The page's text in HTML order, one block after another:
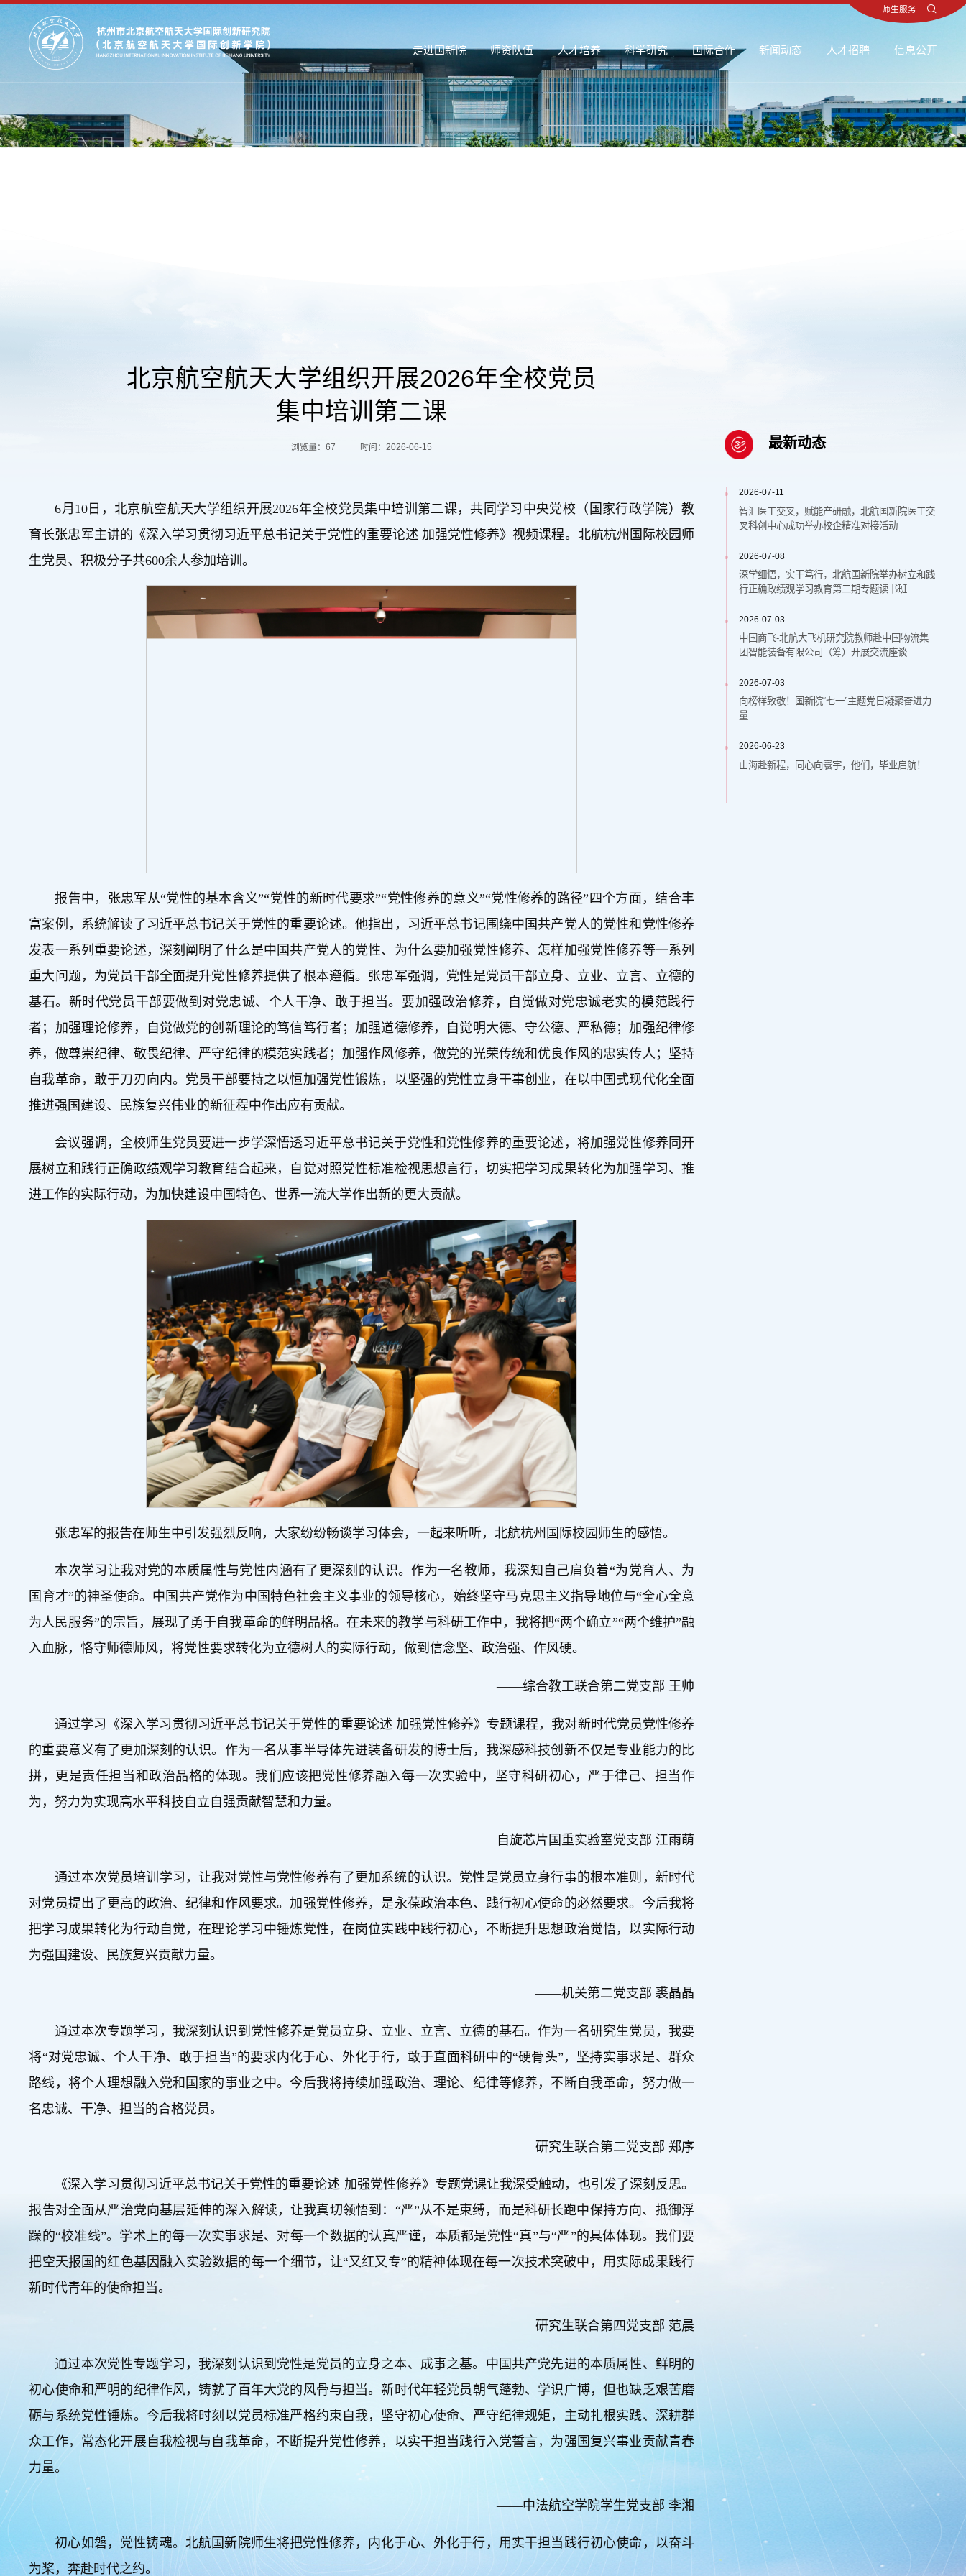
师生服务
师生服务
师生服务
师生服务
师生服务
师生服务
师生服务
师生服务
师生服务
师生服务
师生服务
师生服务
师生服务
师生服务
师生服务
师生服务
师生服务
师生服务
师生服务
师生服务
师生服务
师生服务
师生服务
师生服务
师生服务
师生服务
师生服务
师生服务
师生服务
师生服务
师生服务
师生服务
师生服务
师生服务
师生服务
师生服务
师生服务
师生服务
师生服务
师生服务
师生服务
师生服务
师生服务
师生服务
师生服务
师生服务
师生服务
师生服务
师生服务
师生服务
师生服务
师生服务
师生服务
师生服务
师生服务
师生服务
师生服务
师生服务
师生服务
师生服务
师生服务
师生服务
师生服务
师生服务
师生服务
师生服务
师生服务
师生服务
师生服务
师生服务
师生服务
师生服务
师生服务
师生服务
师生服务
师生服务
师生服务
师生服务
师生服务
师生服务
师生服务
师生服务
师生服务
师生服务
师生服务
师生服务
师生服务
师生服务
师生服务
师生服务
师生服务
师生服务
师生服务
师生服务
师生服务
师生服务
师生服务